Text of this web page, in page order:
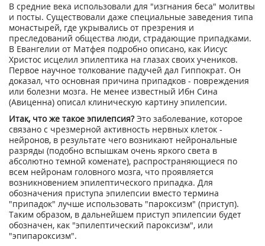
В средние века использовали для "изгнания беса" молитвы
и посты. Существовали даже специальные заведения типа
монастырей, где укрывались от презрения и
преследований общества люди, страдающие припадками.
В Евангелии от Матфея подробно описано, как Иисус
Христос исцелил эпилептика на глазах своих учеников.
Первое научное толкование падучей дал Гиппократ. Он
доказал, что основная причина припадков - повреждения
или болезни мозга. Не менее известный Ибн Сина
(Авиценна) описал клиническую картину эпилепсии.
Итак, что же такое эпилепсия?Это заболевание, которое
связано с чрезмерной активность нервных клеток -
нейронов, в результате чего возникают нейрональные
разряды (подобно вспышкам очень яркого света в
абсолютно темной коменате), распространяющиеся по
всем нейронам головного мозга, что проявляется
возникновением эпилептического припадка. Для
обозначения приступа эпилепсии вместо термина
"припадок" лучше использовать "пароксизм" (приступ).
Таким образом, в дальнейшем приступ эпилепсии будет
обозначен, как "эпилептический пароксизм", или
"эпипароксизм".